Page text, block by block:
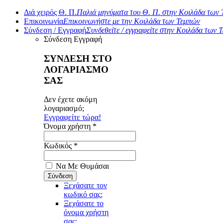
Διά χειρός Θ. Π.Παλιά μηνύματα του Θ. Π. στην Κοιλάδα των
ΕπικοινωνίαΕπικοινωνήστε με την Κοιλάδα των Τεμπών
Σύνδεση / ΕγγραφήΣυνδεθείτε / εγγραφείτε στην Κοιλάδα των
Σύνδεση Εγγραφή
ΣΥΝΔΕΣΗ ΣΤΟ
ΛΟΓΑΡΙΑΣΜΟ
ΣΑΣ
Δεν έχετε ακόμη
λογαριασμό;
Εγγραφείτε τώρα!
Όνομα χρήστη *
Κωδικός *
Να Με Θυμάσαι
Ξεχάσατε τον
κωδικό σας;
Ξεχάσατε το
όνομα χρήστη